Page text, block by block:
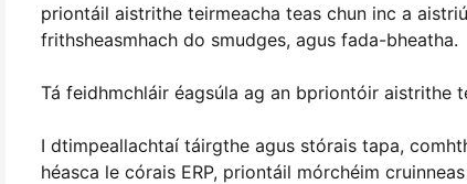
priontáil aistrithe teirmeacha teas chun inc a
frithsheasmhach do smudges, agus fada-bheatha.
Tá feidhmchláir éagsúla ag an bpriontóir aistrithe
I dtimpeallachtaí táirgthe agus stórais tapa,
héasca le córais ERP, priontáil mórchéim